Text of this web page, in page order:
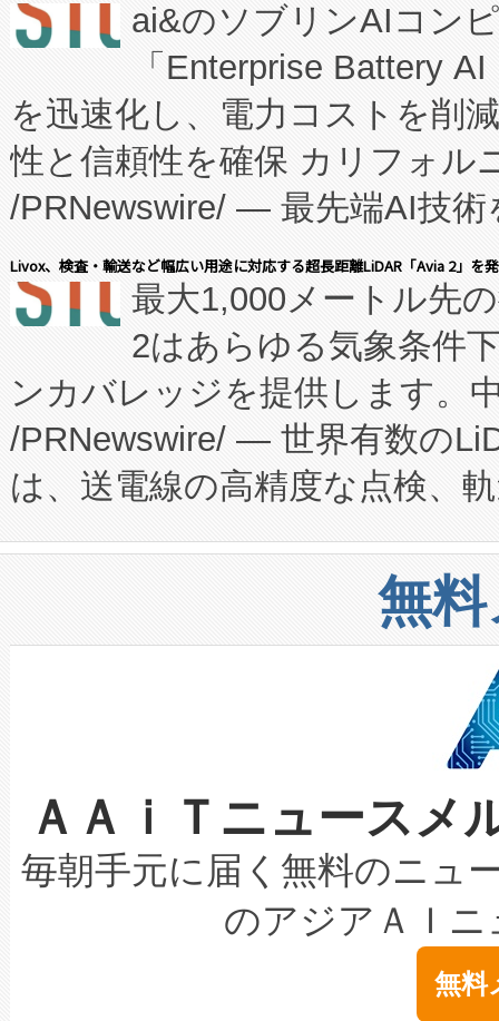
manufacturing™ (FCCM™) プ
たNeXは、バイオ医薬品製造
従来のフェッドバッチ施設の
に、患者やサプライチェーン
キー方式で拡張性が高く、持
す。FCCM‑を活用した現地生
患者にとっての費用負担を大
のアクセスを大幅に拡大する
Fully-Connected Continuous
プログラムには、施設設計・
に関する技術移転および知的
構造化トレーニングカリキュ
上げおよび商用化段階におけ
設備整備および立ち上げ調整
加組織は、Enzeneのバイオ
選定された製品について、自
取得できる可能性もあります
設には、3億～4億ドルかか
最高経営責任者（CEO）であ
す。「当社のfully-connected
ームを利用すれば、6,000万
きます。この効率性は、フェ
ai&のソブリンAIコン
「Enterprise Battery
を迅速化し、電力コストを削
性と信頼性を確保 カリフォル
/PRNewswire/ — 最先端AI技術
会社エーアイ・アンド：本社
President原信平）と、エンタ
ードするVoltaiqは、日本にあ
ーエネルギー貯蔵システム（
た。 Voltaiq独自のAI搭載プラ
定、統合、導入、運用に至る
安全性を追跡し、確保する事
増加しているデータセンター
る電力網に大きな負担をかけ
事業者の負担軽減という課題
系統連系を迅速にし、ピーク
限を超えて利用可能な電力容
持できるよう貢献します。こ
ービスレベル契約（SLA）違
テリー性能の劣化によるダウ
念は、現在データセンターが
ます。 Voltaiq provides a
Livox、検査・輸送など幅広い用途に対応する超長距離LiDAR「Avia 2」を
最大1,000メートル先
2はあらゆる気象条件
ンカバレッジを提供します。
/PRNewswire/ — 世界有数の
は、送電線の高精度な点検、
や穀物倉庫におけるバルク材
リューション「Avia 2」を発
したAvia 2は、1,000メート
狭視野のFOVを切り替えるこ
ケーブル、枝などの細かな対
なレーザースポットにより、
な環境下でも豊かなディテー
キロメートル範囲を検出
LiDAR for Inspections,
は1535 nmレーザーを搭載。
イズの小径化を実現すること
無
ＡＡｉＴニュース
毎朝手元に届く無料のニュ
のアジアＡＩ
無料